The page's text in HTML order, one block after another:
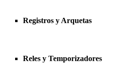
Registros y Arquetas
Reles y Temporizadores